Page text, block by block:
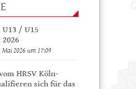
/ U15
2026 um 17:09
HRSV Köln-
sich für das